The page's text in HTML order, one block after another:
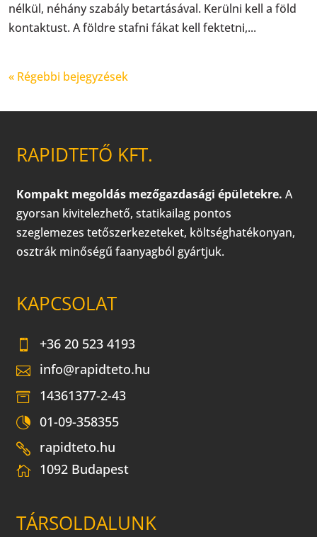
nélkül, néhány szabály betartásával. Kerülni kell a föld
kontaktust. A földre stafni fákat kell fektetni,...
« Régebbi bejegyzések
RAPIDTETŐ KFT.
Kompakt megoldás mezőgazdasági épületekre. A
gyorsan kivitelezhető, statikailag pontos
szeglemezes tetőszerkezeteket, költséghatékonyan,
osztrák minőségű faanyagból gyártjuk.
KAPCSOLAT
+36 20 523 4193
info@rapidteto.hu
14361377-2-43
01-09-358355
rapidteto.hu
1092 Budapest
TÁRSOLDALUNK